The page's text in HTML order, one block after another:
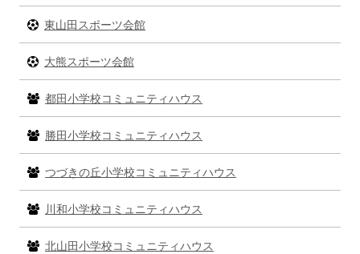
ー 東山田スポーツ会館
大熊スポーツ会館
都田小学校コミュニティハウス
勝田小学校コミュニティハウス
つづきの丘小学校コミュニティハウス
川和小学校コミュニティハウス
北山田小学校コミュニティハウス